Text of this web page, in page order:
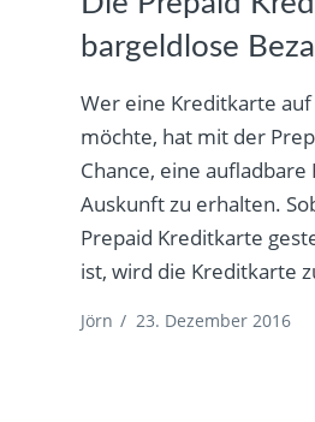
bargeldlose
Wer eine Kreditkarte
möchte, hat mit der
Chance, eine
Auskunft zu erhalten.
Prepaid Kreditkarte
ist, wird die Kreditkarte
Jörn / 23. Dezember 2016